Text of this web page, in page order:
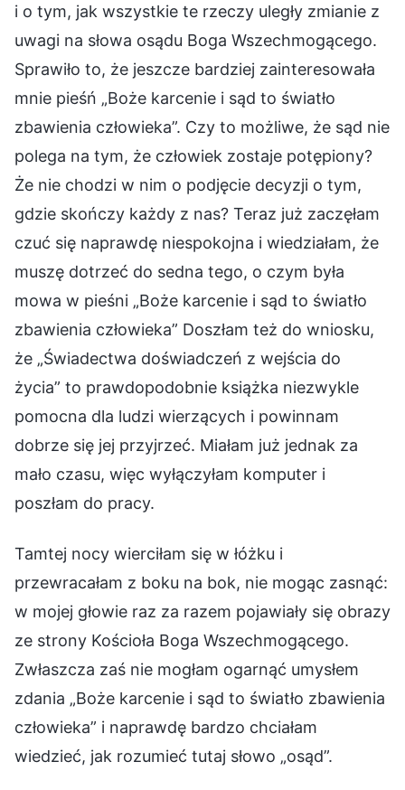
i o tym, jak wszystkie te rzeczy uległy zmianie z
uwagi na słowa osądu Boga Wszechmogącego.
Sprawiło to, że jeszcze bardziej zainteresowała
mnie pieśń „Boże karcenie i sąd to światło
zbawienia człowieka”. Czy to możliwe, że sąd nie
polega na tym, że człowiek zostaje potępiony?
Że nie chodzi w nim o podjęcie decyzji o tym,
gdzie skończy każdy z nas? Teraz już zaczęłam
czuć się naprawdę niespokojna i wiedziałam, że
muszę dotrzeć do sedna tego, o czym była
mowa w pieśni „Boże karcenie i sąd to światło
zbawienia człowieka” Doszłam też do wniosku,
że „Świadectwa doświadczeń z wejścia do
życia” to prawdopodobnie książka niezwykle
pomocna dla ludzi wierzących i powinnam
dobrze się jej przyjrzeć. Miałam już jednak za
mało czasu, więc wyłączyłam komputer i
poszłam do pracy.
Tamtej nocy wierciłam się w łóżku i
przewracałam z boku na bok, nie mogąc zasnąć:
w mojej głowie raz za razem pojawiały się obrazy
ze strony Kościoła Boga Wszechmogącego.
Zwłaszcza zaś nie mogłam ogarnąć umysłem
zdania „Boże karcenie i sąd to światło zbawienia
człowieka” i naprawdę bardzo chciałam
wiedzieć, jak rozumieć tutaj słowo „osąd”.